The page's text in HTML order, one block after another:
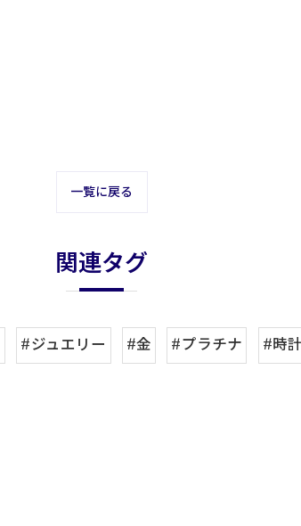
一覧に戻る
関連タグ
#ジュエリー #金 #プラチナ #時